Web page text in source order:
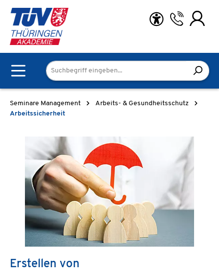
Zum Hauptinhalt springen
Seminare Management
Arbeits- & Gesundheitsschutz
Arbeitssicherheit
Bildergalerie überspringen
Erstellen von